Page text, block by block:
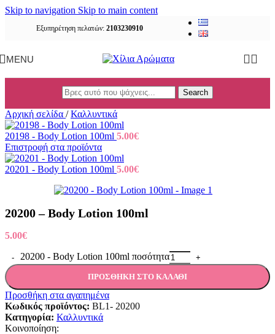
Skip to navigation Skip to main content
Εξυπηρέτηση πελατών: 2103230910
MENU
Search
Αρχική σελίδα / Καλλυντικά
20198 - Body Lotion 100ml 5.00€
Επιστροφή στα προϊόντα
20201 - Body Lotion 100ml 5.00€
20200 – Body Lotion 100ml
5.00€
20200 - Body Lotion 100ml ποσότητα
ΠΡΟΣΘΉΚΗ ΣΤΟ ΚΑΛΆΘΙ
Προσθήκη στα αγαπημένα
Κωδικός προϊόντος: BL1- 20200
Κατηγορία: Καλλυντικά
Κοινοποίηση: